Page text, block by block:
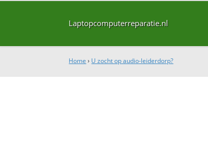
Laptopcomputerreparatie.nl
Home › U zocht op audio-leiderdorp?